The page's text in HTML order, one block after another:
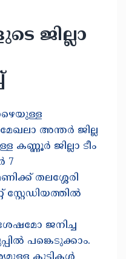
ജില്ലാ
അന്തർ ജില്ല
കണ്ണൂർ ജില്ലാ ടീം
7
തലശ്ശേരി
ജനിച്ച
പങ്കെടുക്കാം.